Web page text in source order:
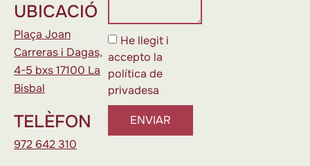
UBICACIÓ
Plaça Joan
Carreras i Dagas,
4-5 bxs 17100 La
Bisbal
TELÈFON
972 642 310
He llegit i
accepto la
política de
privadesa
ENVIAR